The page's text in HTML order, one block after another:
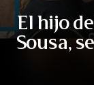
El hijo
Sousa,